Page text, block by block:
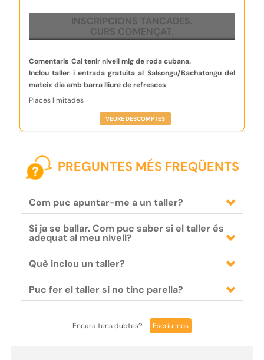
INSCRIPCIONS TANCADES.
CURS COMENÇAT.
Comentaris Cal tenir nivell mig de roda cubana.
Inclou taller i entrada gratuïta al Salsongu/Bachatongu del
mateix dia amb barra lliure de refrescos
Places limitades
VEURE DESCOMPTES
PREGUNTES MÉS FREQÜENTS
Com puc apuntar-me a un taller?
Si ja se ballar. Com puc saber si el taller és
adequat al meu nivell?
Què inclou un taller?
Puc fer el taller si no tinc parella?
Encara tens dubtes? Escriu-nos